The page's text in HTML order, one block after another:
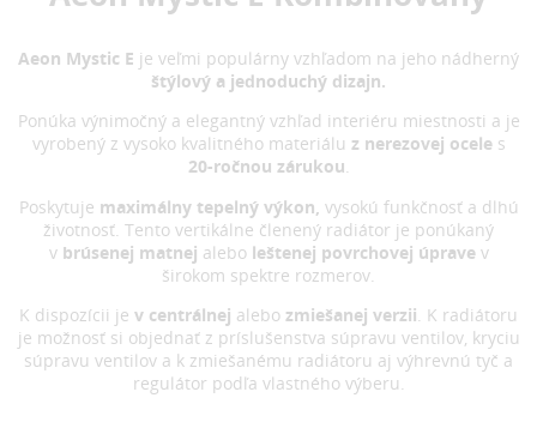
Aeon Mystic E je veľmi populárny vzhľadom na jeho nádherný
štýlový a jednoduchý dizajn.
Ponúka výnimočný a elegantný vzhľad interiéru miestnosti a je
vyrobený z vysoko kvalitného materiálu z nerezovej oceles
20-ročnou zárukou.
Poskytuje maximálny tepelný výkon, vysokú funkčnosť a dlhú
životnosť. Tento vertikálne členený radiátor je ponúkaný
v brúsenej matnej alebo leštenej povrchovej úpravev
širokom spektre rozmerov.
K dispozícii je v centrálnej alebo zmiešanej verzii . K radiátoru
je možnosť si objednať z príslušenstva súpravu ventilov, kryciu
súpravu ventilov a k zmiešanému radiátoru aj výhrevnú tyč a
regulátor podľa vlastného výberu.